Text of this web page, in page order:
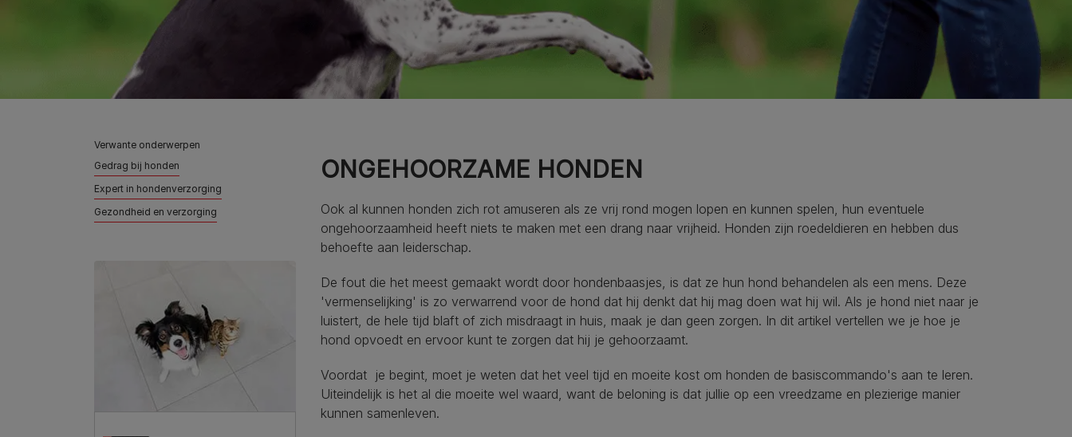
Verwante onderwerpen
Gedrag bij honden
Expert in hondenverzorging
Gezondheid en verzorging
ONGEHOORZAME HONDEN
Ook al kunnen honden zich rot amuseren als ze vrij rond mogen lopen en kunnen spelen, hun eventuele
ongehoorzaamheid heeft niets te maken met een drang naar vrijheid. Honden zijn roedeldieren en hebben dus
behoefte aan leiderschap.
De fout die het meest gemaakt wordt door hondenbaasjes, is dat ze hun hond behandelen als een mens. Deze
'vermenselijking' is zo verwarrend voor de hond dat hij denkt dat hij mag doen wat hij wil. Als je hond niet naar je
luistert, de hele tijd blaft of zich misdraagt in huis, maak je dan geen zorgen. In dit artikel vertellen we je hoe je
hond opvoedt en ervoor kunt te zorgen dat hij je gehoorzaamt.
Voordat je begint, moet je weten dat het veel tijd en moeite kost om honden de basiscommando's aan te leren.
Uiteindelijk is het al die moeite wel waard, want de beloning is dat jullie op een vreedzame en plezierige manier
kunnen samenleven.